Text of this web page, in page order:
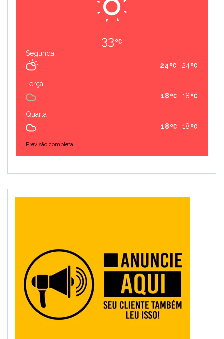
33
Segunda
24
24
Terça
18
18
Quarta
18
18
Previsão completa